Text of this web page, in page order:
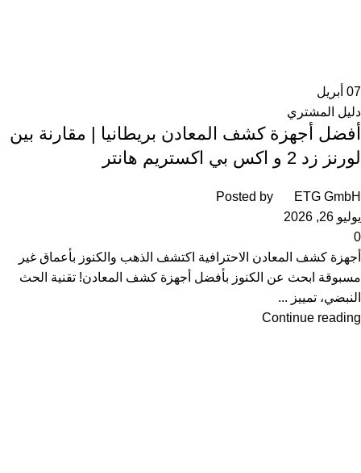
07 أبريل
دليل المشتري
أفضل أجهزة كشف المعادن بريطانيا | مقارنة بين
لورنز زد 2 و اكس بي اكستريم هانتر
Posted by
ETG GmbH
يوليو 26, 2026
0
أجهزة كشف المعادن الاحترافية اكتشف الذهب والكنوز بأعماق غير
مسبوقة ابحث عن الكنوز بأفضل أجهزة كشف المعادن! تقنية الحث
النبضي، تمييز ...
Continue reading